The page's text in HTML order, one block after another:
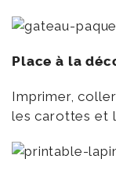
Place à la
Imprimer,
les carottes et